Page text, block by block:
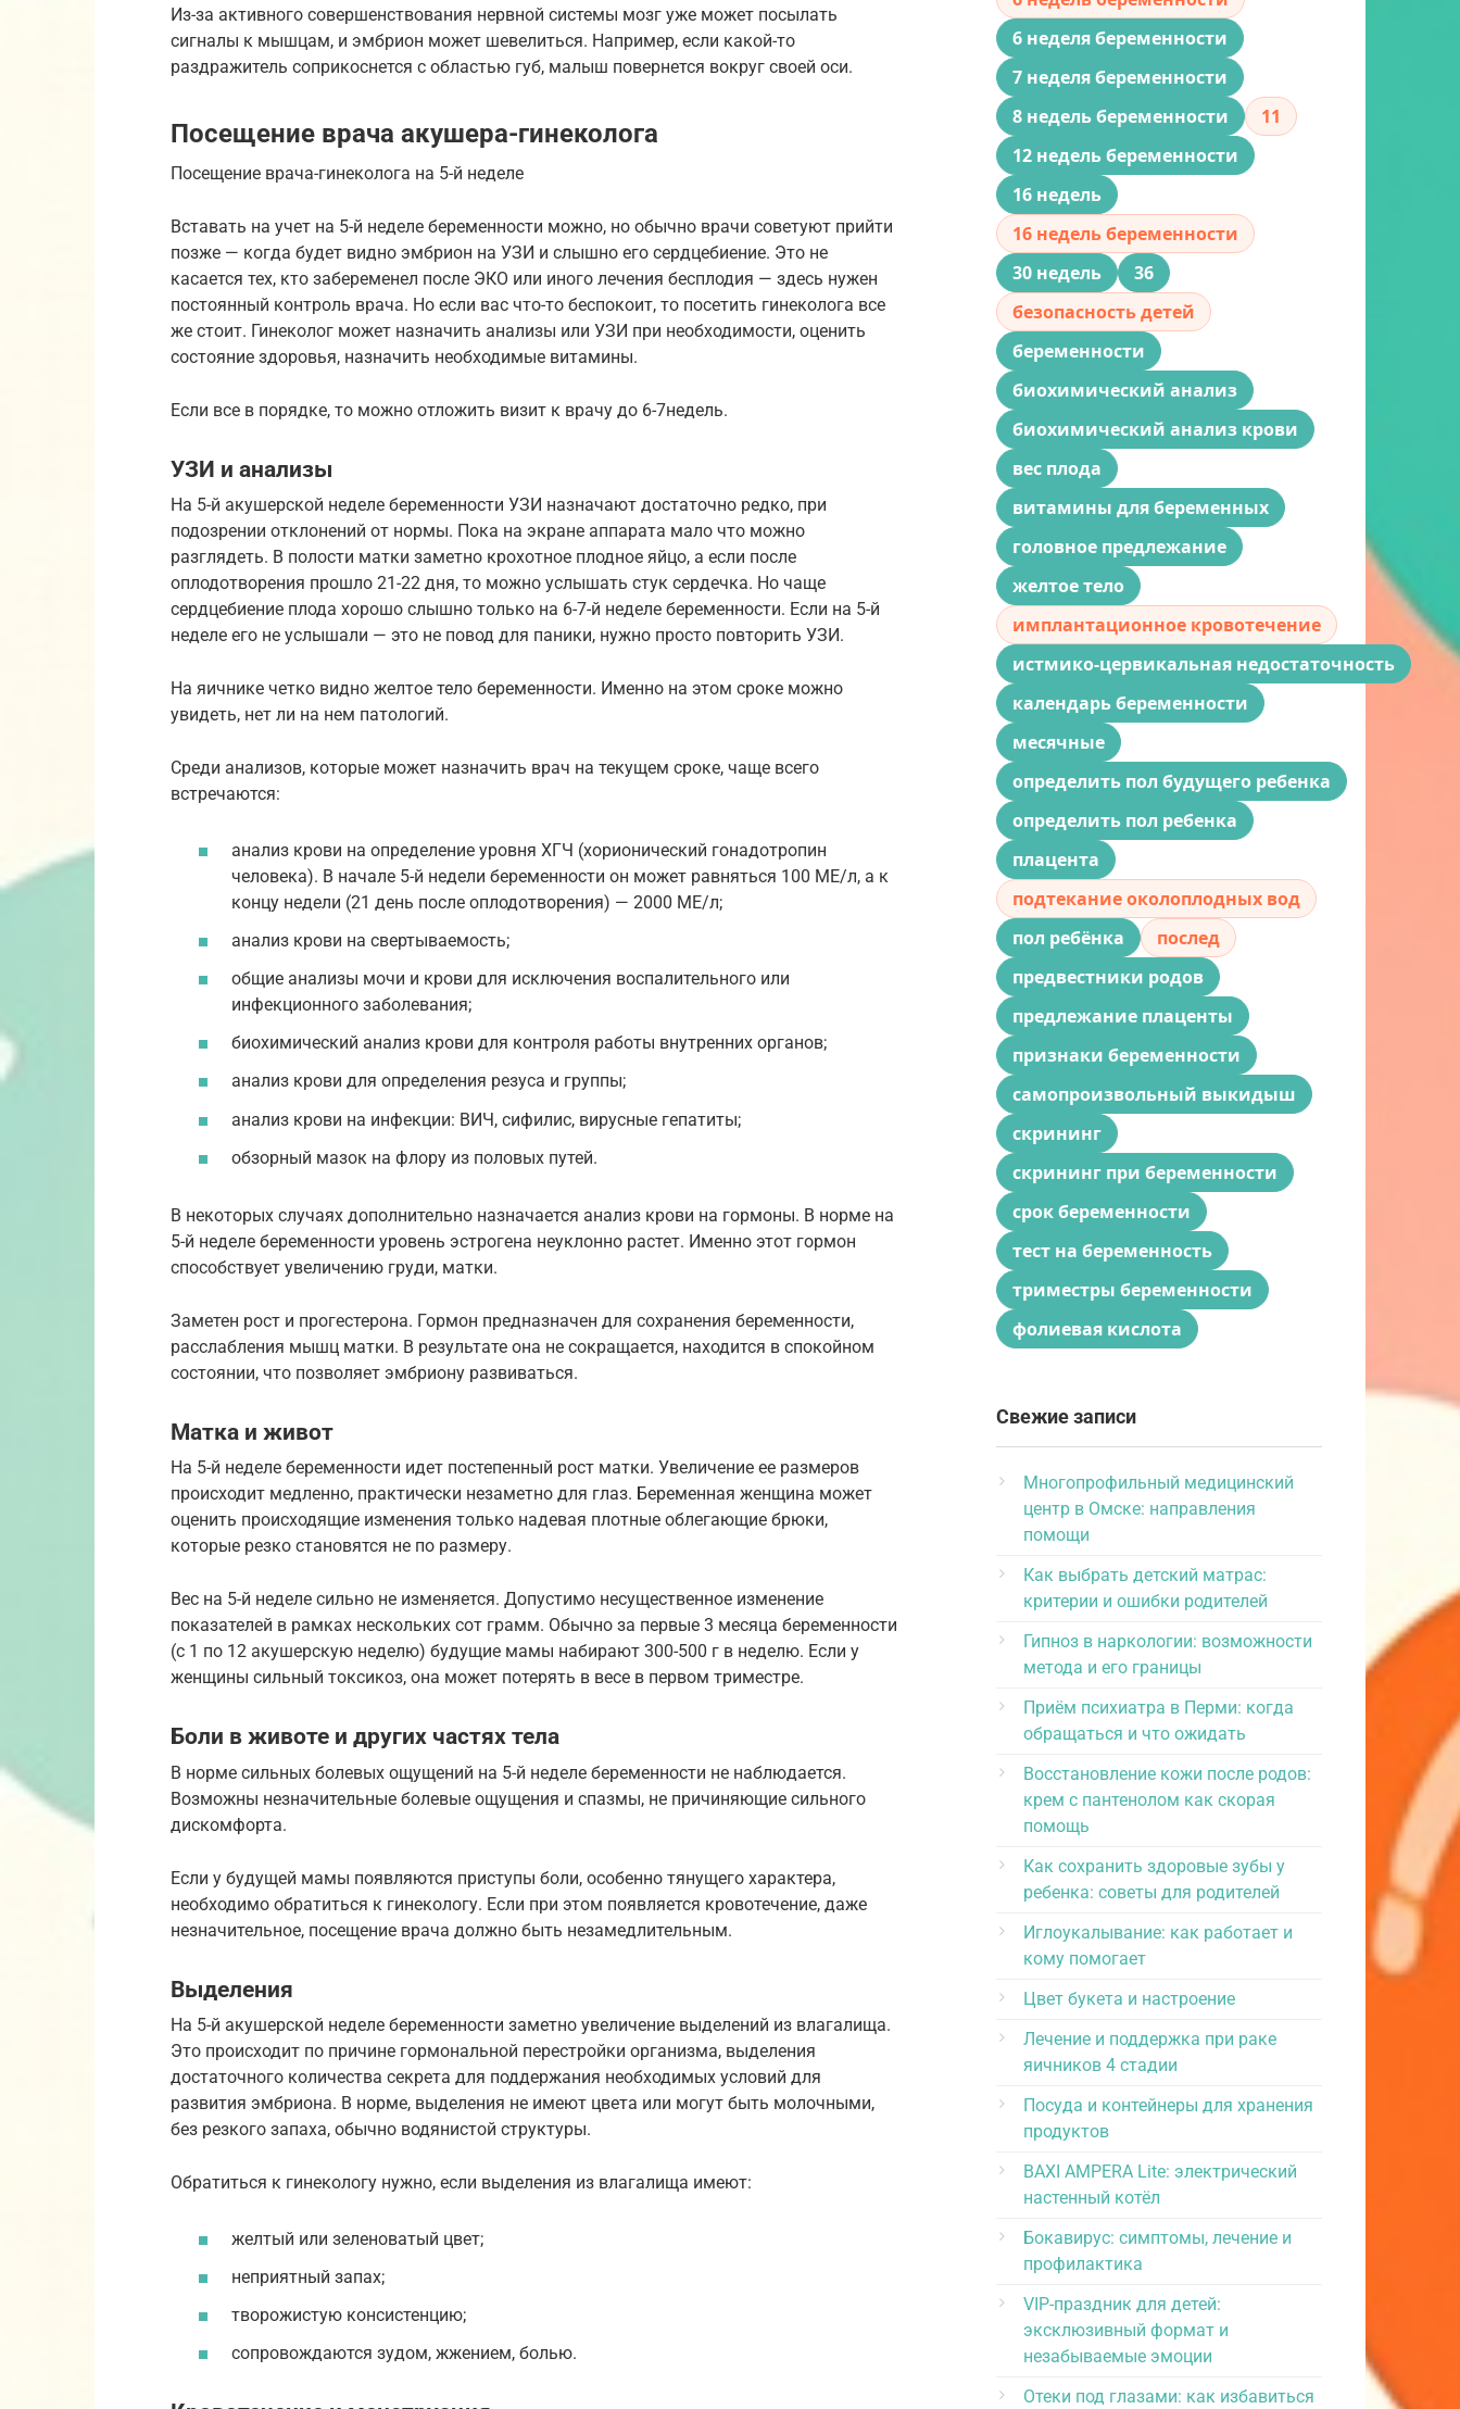
Из-за активного совершенствования нервной системы мозг уже может посылать
сигналы к мышцам, и эмбрион может шевелиться. Например, если какой-то
раздражитель соприкоснется с областью губ, малыш повернется вокруг своей оси.
Посещение врача акушера-гинеколога
Посещение врача-гинеколога на 5-й неделе
Вставать на учет на 5-й неделе беременности можно, но обычно врачи советуют прийти
позже — когда будет видно эмбрион на УЗИ и слышно его сердцебиение. Это не
касается тех, кто забеременел после ЭКО или иного лечения бесплодия — здесь нужен
постоянный контроль врача. Но если вас что-то беспокоит, то посетить гинеколога все
же стоит. Гинеколог может назначить анализы или УЗИ при необходимости, оценить
состояние здоровья, назначить необходимые витамины.
Если все в порядке, то можно отложить визит к врачу до 6-7недель.
УЗИ и анализы
На 5-й акушерской неделе беременности УЗИ назначают достаточно редко, при
подозрении отклонений от нормы. Пока на экране аппарата мало что можно
разглядеть. В полости матки заметно крохотное плодное яйцо, а если после
оплодотворения прошло 21-22 дня, то можно услышать стук сердечка. Но чаще
сердцебиение плода хорошо слышно только на 6-7-й неделе беременности. Если на 5-й
неделе его не услышали — это не повод для паники, нужно просто повторить УЗИ.
На яичнике четко видно желтое тело беременности. Именно на этом сроке можно
увидеть, нет ли на нем патологий.
Среди анализов, которые может назначить врач на текущем сроке, чаще всего
встречаются:
анализ крови на определение уровня ХГЧ (хорионический гонадотропин
человека). В начале 5-й недели беременности он может равняться 100 МЕ/л, а к
концу недели (21 день после оплодотворения) — 2000 МЕ/л;
анализ крови на свертываемость;
общие анализы мочи и крови для исключения воспалительного или
инфекционного заболевания;
биохимический анализ крови для контроля работы внутренних органов;
анализ крови для определения резуса и группы;
анализ крови на инфекции: ВИЧ, сифилис, вирусные гепатиты;
обзорный мазок на флору из половых путей.
В некоторых случаях дополнительно назначается анализ крови на гормоны. В норме на
5-й неделе беременности уровень эстрогена неуклонно растет. Именно этот гормон
способствует увеличению груди, матки.
Заметен рост и прогестерона. Гормон предназначен для сохранения беременности,
расслабления мышц матки. В результате она не сокращается, находится в спокойном
состоянии, что позволяет эмбриону развиваться.
Матка и живот
На 5-й неделе беременности идет постепенный рост матки. Увеличение ее размеров
происходит медленно, практически незаметно для глаз. Беременная женщина может
оценить происходящие изменения только надевая плотные облегающие брюки,
которые резко становятся не по размеру.
Вес на 5-й неделе сильно не изменяется. Допустимо несущественное изменение
показателей в рамках нескольких сот грамм. Обычно за первые 3 месяца беременности
(с 1 по 12 акушерскую неделю) будущие мамы набирают 300-500 г в неделю. Если у
женщины сильный токсикоз, она может потерять в весе в первом триместре.
Боли в животе и других частях тела
В норме сильных болевых ощущений на 5-й неделе беременности не наблюдается.
Возможны незначительные болевые ощущения и спазмы, не причиняющие сильного
дискомфорта.
Если у будущей мамы появляются приступы боли, особенно тянущего характера,
необходимо обратиться к гинекологу. Если при этом появляется кровотечение, даже
незначительное, посещение врача должно быть незамедлительным.
Выделения
На 5-й акушерской неделе беременности заметно увеличение выделений из влагалища.
Это происходит по причине гормональной перестройки организма, выделения
достаточного количества секрета для поддержания необходимых условий для
развития эмбриона. В норме, выделения не имеют цвета или могут быть молочными,
без резкого запаха, обычно водянистой структуры.
Обратиться к гинекологу нужно, если выделения из влагалища имеют:
желтый или зеленоватый цвет;
неприятный запах;
творожистую консистенцию;
сопровождаются зудом, жжением, болью.
6 неделя беременности
7 неделя беременности
8 недель беременности
11
12 недель беременности
16 недель
16 недель беременности
30 недель
36
безопасность детей
беременности
биохимический анализ
биохимический анализ крови
вес плода
витамины для беременных
головное предлежание
желтое тело
имплантационное кровотечение
истмико-цервикальная недостаточность
календарь беременности
месячные
определить пол будущего ребенка
определить пол ребенка
плацента
подтекание околоплодных вод
пол ребёнка
послед
предвестники родов
предлежание плаценты
признаки беременности
самопроизвольный выкидыш
скрининг
скрининг при беременности
срок беременности
тест на беременность
триместры беременности
фолиевая кислота
Свежие записи
Многопрофильный медицинский
центр в Омске: направления
помощи
Как выбрать детский матрас:
критерии и ошибки родителей
Гипноз в наркологии: возможности
метода и его границы
Приём психиатра в Перми: когда
обращаться и что ожидать
Восстановление кожи после родов:
крем с пантенолом как скорая
помощь
Как сохранить здоровые зубы у
ребенка: советы для родителей
Иглоукалывание: как работает и
кому помогает
Цвет букета и настроение
Лечение и поддержка при раке
яичников 4 стадии
Посуда и контейнеры для хранения
продуктов
BAXI AMPERA Lite: электрический
настенный котёл
Бокавирус: симптомы, лечение и
профилактика
VIP-праздник для детей:
эксклюзивный формат и
незабываемые эмоции
Отеки под глазами: как избавиться